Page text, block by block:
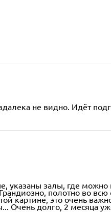
не видно. Идёт
залы, где можно
полотно во
картине, это очень
Очень долго, 2 месяца